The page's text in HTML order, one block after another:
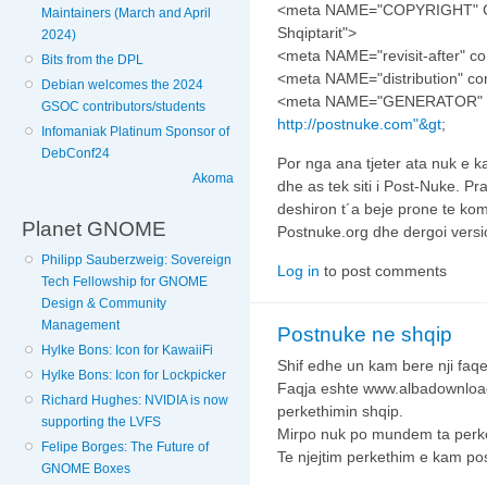
Maintainers (March and April
2024)
Bits from the DPL
Debian welcomes the 2024
GSOC contributors/students
Infomaniak Platinum Sponsor of
DebConf24
Akoma
Planet GNOME
Philipp Sauberzweig: Sovereign
Tech Fellowship for GNOME
Design & Community
Management
Hylke Bons: Icon for KawaiiFi
Hylke Bons: Icon for Lockpicker
Richard Hughes: NVIDIA is now
supporting the LVFS
Felipe Borges: The Future of
GNOME Boxes
<meta
Shqiptarit">
<meta NAME="revisit-after"
<meta NAME="distribution"
<meta
http://postnuke.com"&gt;
Por nga ana tjeter ata nuk e
dhe as tek siti i Post-Nuke.
deshiron t´a beje prone te
Postnuke.org dhe dergoi
Log in to post comments
Postnuke ne shqip
Shif edhe un kam bere nji
Faqja eshte
perkethimin shqip.
Mirpo nuk po mundem ta
Te njejtim perkethim e kam